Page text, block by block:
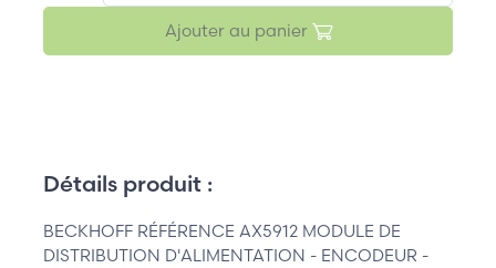
Ajouter au panier
Détails produit :
BECKHOFF RÉFÉRENCE AX5912 MODULE DE
DISTRIBUTION D'ALIMENTATION - ENCODEUR -